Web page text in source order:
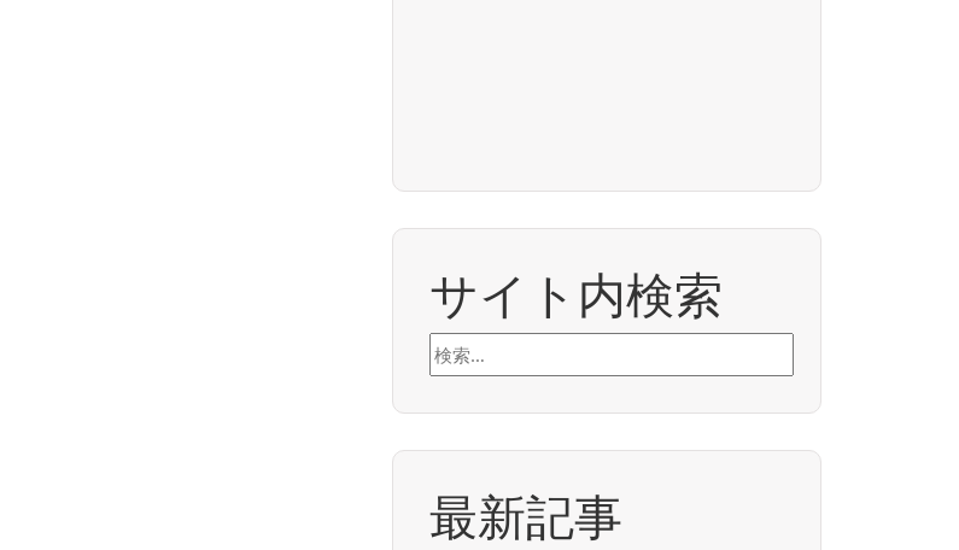
サイト内検索
検
索:
最新記事